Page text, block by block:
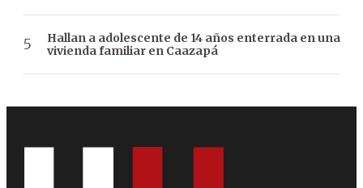
Hallan a adolescente de 14 años enterrada en una
vivienda familiar en Caazapá